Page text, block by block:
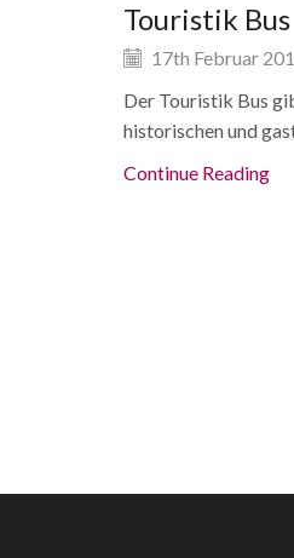
Touristik Bus
17th Februar
Der Touristik Bus
historischen und
Continue Reading